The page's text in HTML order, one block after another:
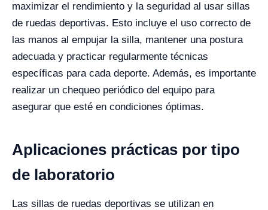
maximizar el rendimiento y la seguridad al usar sillas
de ruedas deportivas. Esto incluye el uso correcto de
las manos al empujar la silla, mantener una postura
adecuada y practicar regularmente técnicas
específicas para cada deporte. Además, es importante
realizar un chequeo periódico del equipo para
asegurar que esté en condiciones óptimas.
Aplicaciones prácticas por tipo
de laboratorio
Las sillas de ruedas deportivas se utilizan en